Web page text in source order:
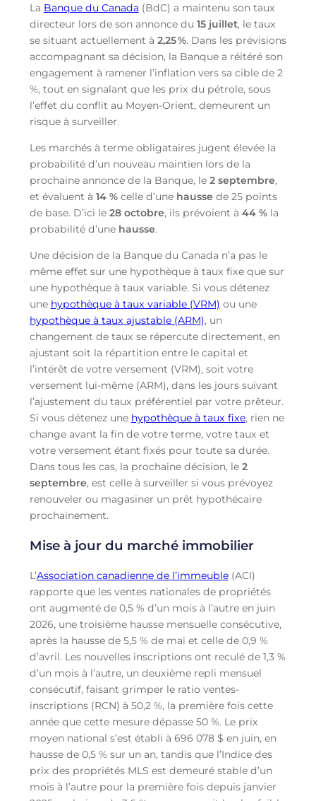
La Banque du Canada (BdC) a maintenu son taux
directeur lors de son annonce du 15 juillet, le taux
se situant actuellement à 2,25%. Dans les prévisions
accompagnant sa décision, la Banque a réitéré son
engagement à ramener l’inflation vers sa cible de 2
%, tout en signalant que les prix du pétrole, sous
l’effet du conflit au Moyen-Orient, demeurent un
risque à surveiller.
Les marchés à terme obligataires jugent élevée la
probabilité d’un nouveau maintien lors de la
prochaine annonce de la Banque, le 2 septembre,
et évaluent à 14 %celle d’une hausse de 25 points
de base. D’ici le 28 octobre, ils prévoient à 44 %la
probabilité d’une hausse.
Une décision de la Banque du Canada n’a pas le
même effet sur une hypothèque à taux fixe que sur
une hypothèque à taux variable. Si vous détenez
une hypothèque à taux variable (VRM) ou une
hypothèque à taux ajustable (ARM), un
changement de taux se répercute directement, en
ajustant soit la répartition entre le capital et
l’intérêt de votre versement (VRM), soit votre
versement lui-même (ARM), dans les jours suivant
l’ajustement du taux préférentiel par votre prêteur.
Si vous détenez une hypothèque à taux fixe, rien ne
change avant la fin de votre terme, votre taux et
votre versement étant fixés pour toute sa durée.
Dans tous les cas, la prochaine décision, le 2
septembre, est celle à surveiller si vous prévoyez
renouveler ou magasiner un prêt hypothécaire
prochainement.
Mise à jour du marché immobilier
L’Association canadienne de l’immeuble(ACI)
rapporte que les ventes nationales de propriétés
ont augmenté de 0,5 % d’un mois à l’autre en juin
2026, une troisième hausse mensuelle consécutive,
après la hausse de 5,5 % de mai et celle de 0,9 %
d’avril. Les nouvelles inscriptions ont reculé de 1,3 %
d’un mois à l’autre, un deuxième repli mensuel
consécutif, faisant grimper le ratio ventes-
inscriptions (RCN) à 50,2 %, la première fois cette
année que cette mesure dépasse 50 %. Le prix
moyen national s’est établi à 696 078 $ en juin, en
hausse de 0,5 % sur un an, tandis que l’Indice des
prix des propriétés MLS est demeuré stable d’un
mois à l’autre pour la première fois depuis janvier